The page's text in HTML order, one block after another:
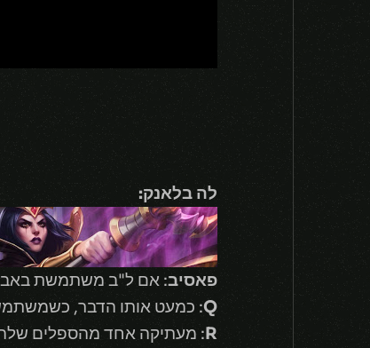
לה בלאנק:
פאסיב: אם ל"ב משתמשת
Q: כמעט אותו הדבר,
R: מעתיקה אחד מהספלים שלה